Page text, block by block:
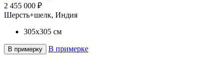
2 455 000 ₽
Шерсть+шелк, Индия
305x305 см
В примерку В примерке